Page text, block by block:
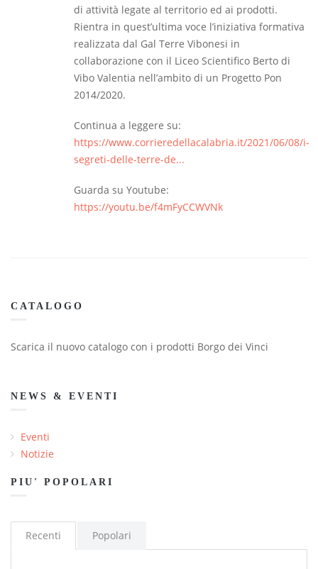
di attività legate al territorio ed ai prodotti.
Rientra in quest’ultima voce l’iniziativa formativa
realizzata dal Gal Terre Vibonesi in
collaborazione con il Liceo Scientifico Berto di
Vibo Valentia nell’ambito di un Progetto Pon
2014/2020.
Continua a leggere su:
https://www.corrieredellacalabria.it/2021/06/08/i-
segreti-delle-terre-de...
Guarda su Youtube:
https://youtu.be/f4mFyCCWVNk
CATALOGO
Scarica il nuovo catalogo con i prodotti Borgo dei Vinci
NEWS & EVENTI
Eventi
Notizie
PIU' POPOLARI
Recenti Popolari